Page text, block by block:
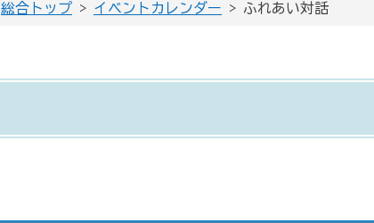
総合トップ > イベントカレンダー > ふれあい対話